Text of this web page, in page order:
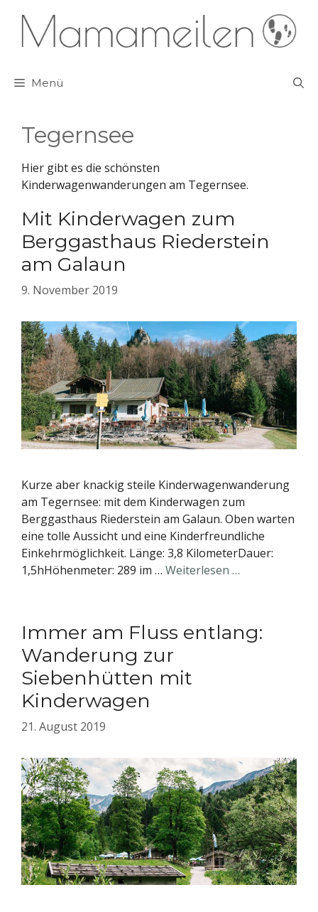
Inhalt
springen
Menü
Tegernsee
Hier gibt es die schönsten
Kinderwagenwanderungen am Tegernsee.
Mit Kinderwagen zum
Berggasthaus Riederstein
am Galaun
9. November 2019
Kurze aber knackig steile Kinderwagenwanderung
am Tegernsee: mit dem Kinderwagen zum
Berggasthaus Riederstein am Galaun. Oben warten
eine tolle Aussicht und eine Kinderfreundliche
Einkehrmöglichkeit. Länge: 3,8 KilometerDauer:
1,5hHöhenmeter: 289 im … Weiterlesen …
Immer am Fluss entlang:
Wanderung zur
Siebenhütten mit
Kinderwagen
21. August 2019